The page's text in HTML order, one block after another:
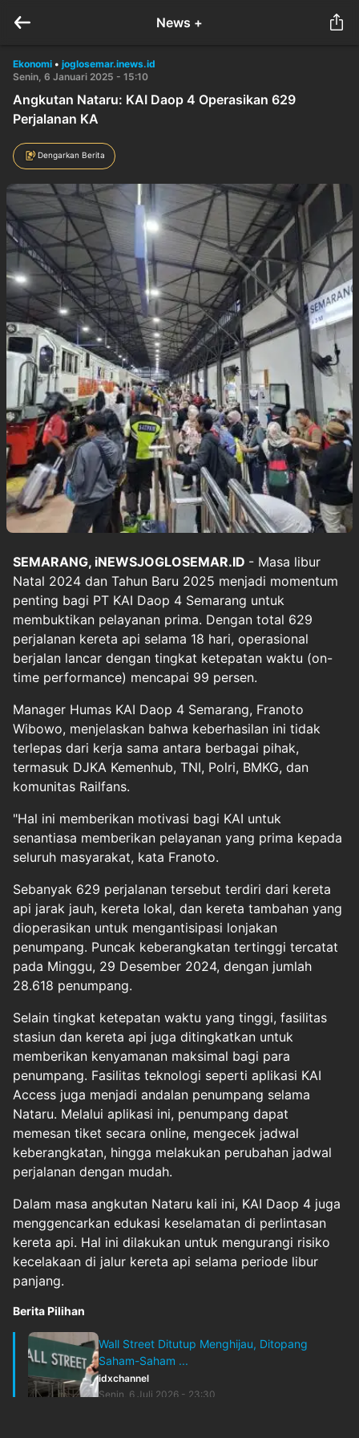
News +
Ekonomi • joglosemar.inews.id
Senin, 6 Januari 2025 - 15:10
Angkutan Nataru: KAI Daop 4 Operasikan 629
Perjalanan KA
Dengarkan Berita
SEMARANG, iNEWSJOGLOSEMAR.ID - Masa libur
Natal 2024 dan Tahun Baru 2025 menjadi momentum
penting bagi PT KAI Daop 4 Semarang untuk
membuktikan pelayanan prima. Dengan total 629
perjalanan kereta api selama 18 hari, operasional
berjalan lancar dengan tingkat ketepatan waktu (on-
time performance) mencapai 99 persen.
Manager Humas KAI Daop 4 Semarang, Franoto
Wibowo, menjelaskan bahwa keberhasilan ini tidak
terlepas dari kerja sama antara berbagai pihak,
termasuk DJKA Kemenhub, TNI, Polri, BMKG, dan
komunitas Railfans.
"Hal ini memberikan motivasi bagi KAI untuk
senantiasa memberikan pelayanan yang prima kepada
seluruh masyarakat, kata Franoto.
Sebanyak 629 perjalanan tersebut terdiri dari kereta
api jarak jauh, kereta lokal, dan kereta tambahan yang
dioperasikan untuk mengantisipasi lonjakan
penumpang. Puncak keberangkatan tertinggi tercatat
pada Minggu, 29 Desember 2024, dengan jumlah
28.618 penumpang.
Selain tingkat ketepatan waktu yang tinggi, fasilitas
stasiun dan kereta api juga ditingkatkan untuk
memberikan kenyamanan maksimal bagi para
penumpang. Fasilitas teknologi seperti aplikasi KAI
Access juga menjadi andalan penumpang selama
Nataru. Melalui aplikasi ini, penumpang dapat
memesan tiket secara online, mengecek jadwal
keberangkatan, hingga melakukan perubahan jadwal
perjalanan dengan mudah.
Dalam masa angkutan Nataru kali ini, KAI Daop 4 juga
menggencarkan edukasi keselamatan di perlintasan
kereta api. Hal ini dilakukan untuk mengurangi risiko
kecelakaan di jalur kereta api selama periode libur
panjang.
Berita Pilihan
Wall Street Ditutup Menghijau, Ditopang
Saham-Saham ...
idxchannel
Senin, 6 Juli 2026 - 23:30